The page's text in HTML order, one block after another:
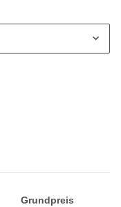
Grundpreis